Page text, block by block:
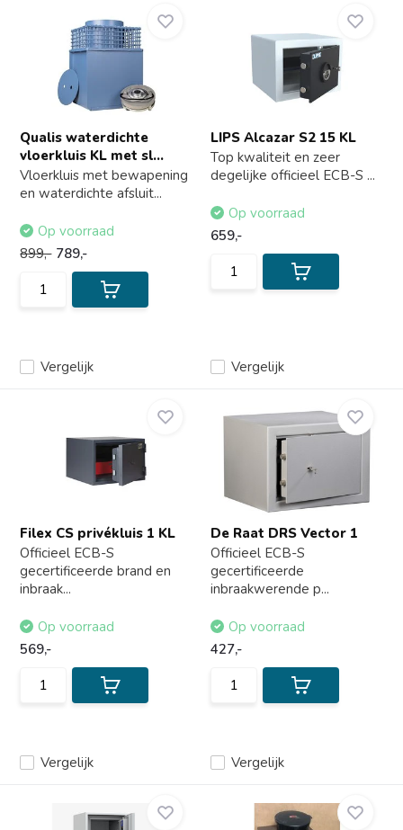
Qualis waterdichte
vloerkluis KL met sl...
Vloerkluis met bewapening
en waterdichte afsluit...
Vergelijk
Op voorraad
899,- 789,-
LIPS Alcazar S2 15 KL
Top kwaliteit en zeer
degelijke officieel ECB-S ...
Vergelijk
Op voorraad
659,-
Filex CS privékluis 1 KL
Officieel ECB-S
gecertificeerde brand en
inbraak...
Vergelijk
Op voorraad
569,-
De Raat DRS Vector 1
Officieel ECB-S
gecertificeerde
inbraakwerende p...
Vergelijk
Op voorraad
427,-